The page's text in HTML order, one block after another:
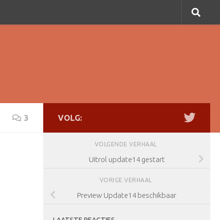
3 VOLG:
VOLGENDE VERHAAL
Uitrol update14 gestart
VORIGE VERHAAL
Preview Update14 beschikbaar